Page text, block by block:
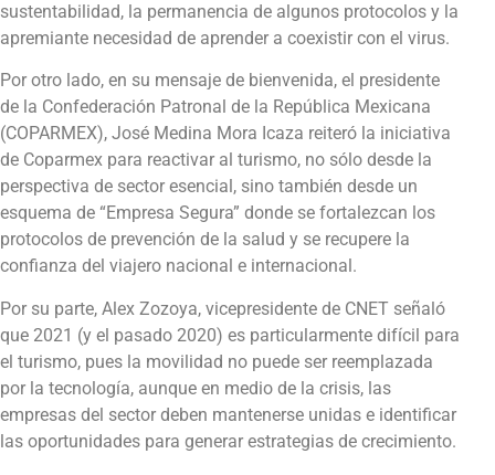
sustentabilidad, la permanencia de algunos protocolos y la
apremiante necesidad de aprender a coexistir con el virus.
Por otro lado, en su mensaje de bienvenida, el presidente
de la Confederación Patronal de la República Mexicana
(COPARMEX), José Medina Mora Icaza reiteró la iniciativa
de Coparmex para reactivar al turismo, no sólo desde la
perspectiva de sector esencial, sino también desde un
esquema de “Empresa Segura” donde se fortalezcan los
protocolos de prevención de la salud y se recupere la
confianza del viajero nacional e internacional.
Por su parte, Alex Zozoya, vicepresidente de CNET señaló
que 2021 (y el pasado 2020) es particularmente difícil para
el turismo, pues la movilidad no puede ser reemplazada
por la tecnología, aunque en medio de la crisis, las
empresas del sector deben mantenerse unidas e identificar
las oportunidades para generar estrategias de crecimiento.